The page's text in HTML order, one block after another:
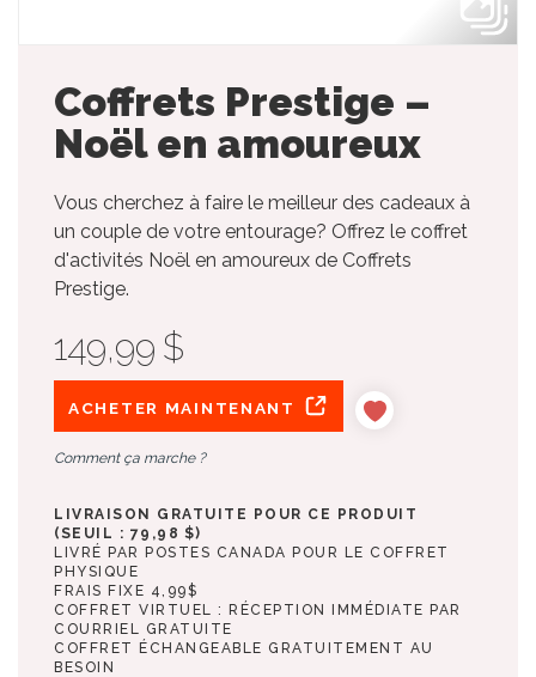
Coffrets Prestige –
Noël en amoureux
Vous cherchez à faire le meilleur des cadeaux à
un couple de votre entourage? Offrez le coffret
d'activités Noël en amoureux de Coffrets
Prestige.
149,99 $
ACHETER MAINTENANT
Comment ça marche ?
LIVRAISON GRATUITE POUR CE PRODUIT
(SEUIL : 79,98 $)
LIVRÉ PAR POSTES CANADA POUR LE COFFRET
PHYSIQUE
FRAIS FIXE 4,99$
COFFRET VIRTUEL : RÉCEPTION IMMÉDIATE PAR
COURRIEL GRATUITE
COFFRET ÉCHANGEABLE GRATUITEMENT AU
BESOIN